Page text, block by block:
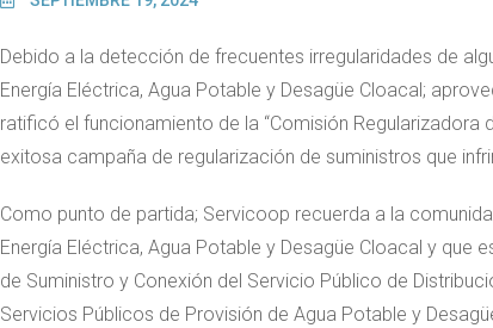
Debido a la detección de frecuentes irregularidades de
Energía Eléctrica, Agua Potable y Desagüe Cloacal;
ratificó el funcionamiento de la “Comisión Regularizadora
exitosa campaña de regularización de suministros que
Como punto de partida; Servicoop recuerda a la
Energía Eléctrica, Agua Potable y Desagüe Cloacal y
de Suministro y Conexión del Servicio Público de
Servicios Públicos de Provisión de Agua Potable y